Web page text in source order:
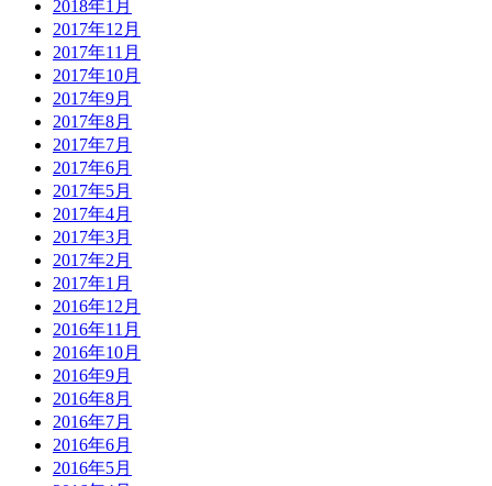
2018年1月
2017年12月
2017年11月
2017年10月
2017年9月
2017年8月
2017年7月
2017年6月
2017年5月
2017年4月
2017年3月
2017年2月
2017年1月
2016年12月
2016年11月
2016年10月
2016年9月
2016年8月
2016年7月
2016年6月
2016年5月